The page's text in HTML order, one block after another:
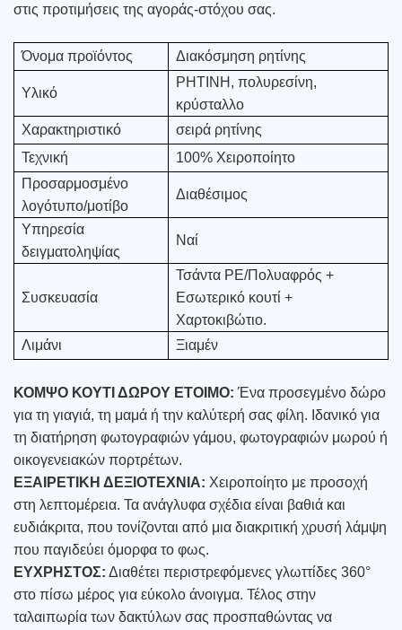
στις προτιμήσεις της αγοράς-στόχου σας.
Όνομα προϊόντος Διακόσμηση ρητίνης
Υλικό
ΡΗΤΙΝΗ, πολυρεσίνη,
κρύσταλλο
Χαρακτηριστικό
σειρά ρητίνης
Τεχνική
100% Χειροποίητο
Προσαρμοσμένο
λογότυπο/μοτίβο
Διαθέσιμος
Υπηρεσία
δειγματοληψίας
Ναί
Συσκευασία
Τσάντα PE/Πολυαφρός +
Εσωτερικό κουτί +
Χαρτοκιβώτιο.
Λιμάνι
Ξιαμέν
ΚΟΜΨΟ ΚΟΥΤΙ ΔΩΡΟΥ ΕΤΟΙΜΟ: Ένα προσεγμένο δώρο
για τη γιαγιά, τη μαμά ή την καλύτερή σας φίλη. Ιδανικό για
τη διατήρηση φωτογραφιών γάμου, φωτογραφιών μωρού ή
οικογενειακών πορτρέτων.
ΕΞΑΙΡΕΤΙΚΗ ΔΕΞΙΟΤΕΧΝΙΑ: Χειροποίητο με προσοχή
στη λεπτομέρεια. Τα ανάγλυφα σχέδια είναι βαθιά και
ευδιάκριτα, που τονίζονται από μια διακριτική χρυσή λάμψη
που παγιδεύει όμορφα το φως.
ΕΥΧΡΗΣΤΟΣ: Διαθέτει περιστρεφόμενες γλωττίδες 360°
στο πίσω μέρος για εύκολο άνοιγμα. Τέλος στην
ταλαιπωρία των δακτύλων σας προσπαθώντας να